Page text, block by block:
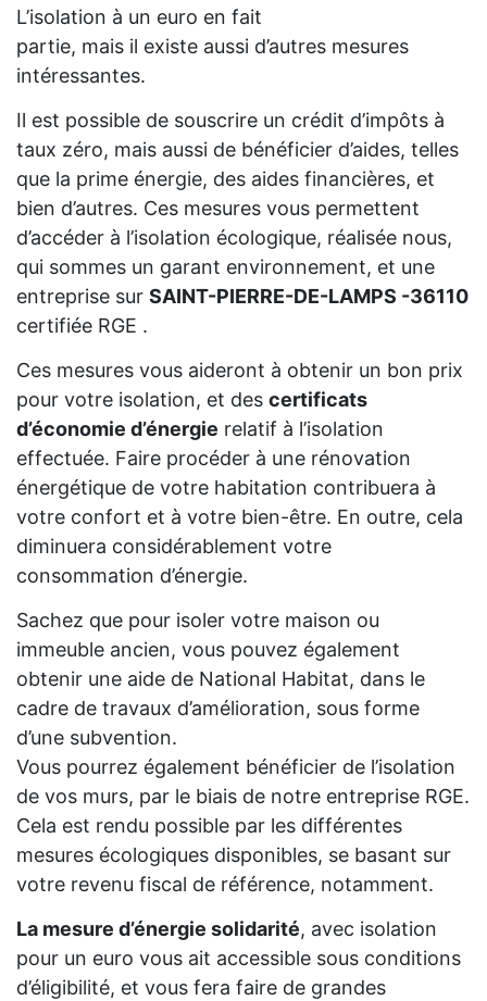
L’isolation à un euro en fait
partie, mais il existe aussi d’autres mesures
intéressantes.
Il est possible de souscrire un crédit d’impôts à
taux zéro, mais aussi de bénéficier d’aides, telles
que la prime énergie, des aides financières, et
bien d’autres. Ces mesures vous permettent
d’accéder à l’isolation écologique, réalisée nous,
qui sommes un garant environnement, et une
entreprise sur SAINT-PIERRE-DE-LAMPS -36110
certifiée RGE .
Ces mesures vous aideront à obtenir un bon prix
pour votre isolation, et des certificats
d’économie d’énergie relatif à l’isolation
effectuée. Faire procéder à une rénovation
énergétique de votre habitation contribuera à
votre confort et à votre bien-être. En outre, cela
diminuera considérablement votre
consommation d’énergie.
Sachez que pour isoler votre maison ou
immeuble ancien, vous pouvez également
obtenir une aide de National Habitat, dans le
cadre de travaux d’amélioration, sous forme
d’une subvention.
Vous pourrez également bénéficier de l’isolation
de vos murs, par le biais de notre entreprise RGE.
Cela est rendu possible par les différentes
mesures écologiques disponibles, se basant sur
votre revenu fiscal de référence, notamment.
La mesure d’énergie solidarité, avec isolation
pour un euro vous ait accessible sous conditions
d’éligibilité, et vous fera faire de grandes